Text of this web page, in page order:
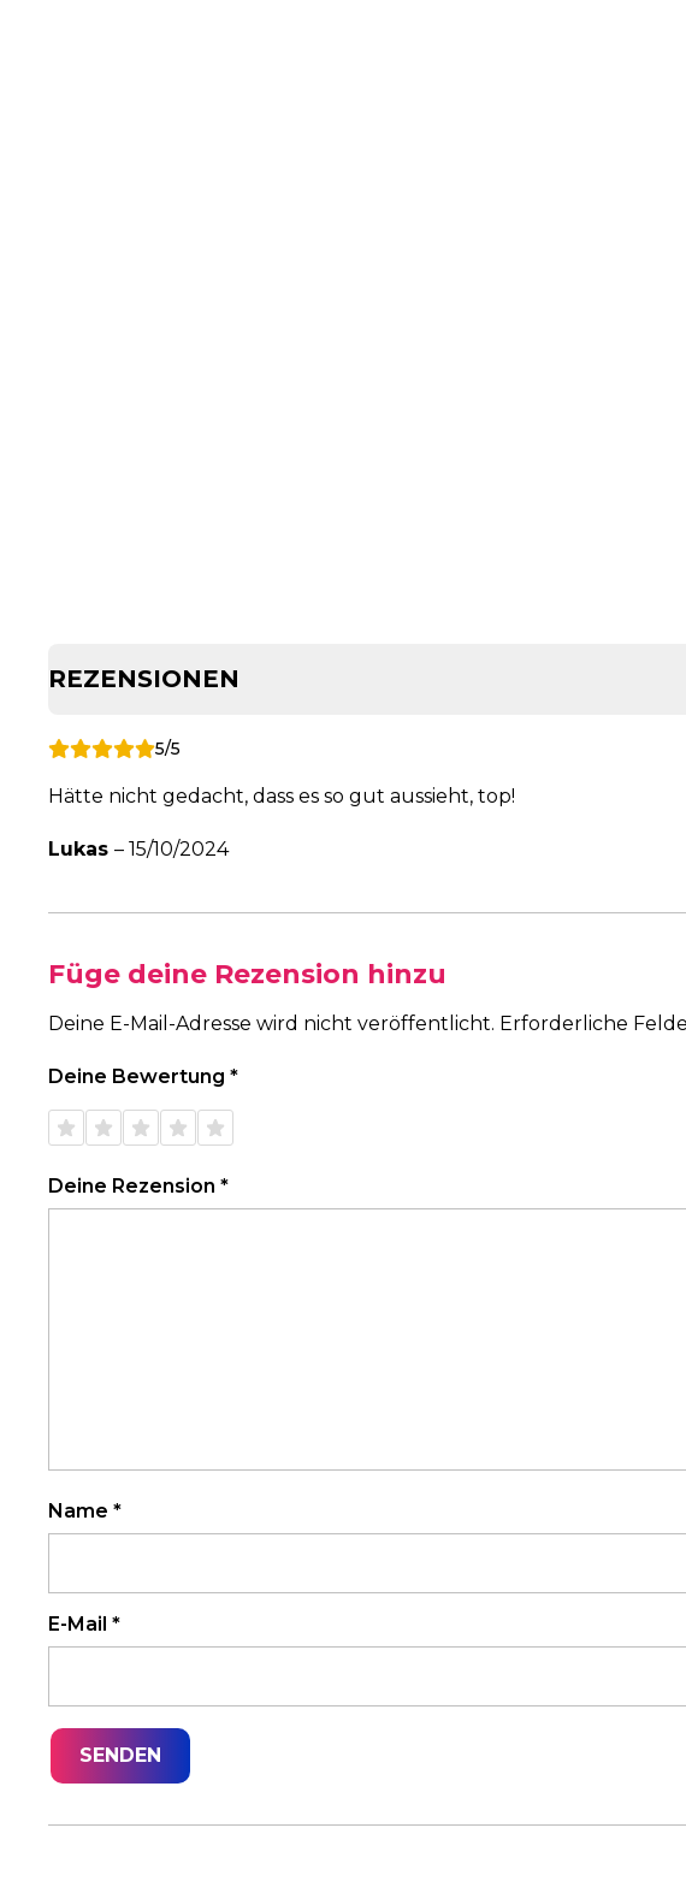
REZENSIONEN
5/5
Hätte nicht gedacht, dass es so gut aussieht, top!
Lukas – 15/10/2024
Füge deine Rezension hinzu
Deine E-Mail-Adresse wird nicht veröffentlicht. Erforderliche
Deine Bewertung *
1 von
5 Sternen
2 von
5 Sternen
3 von
5 Sternen
4 von
5 Sternen
5 von
5 Sternen
Deine Rezension *
Name *
E-Mail *